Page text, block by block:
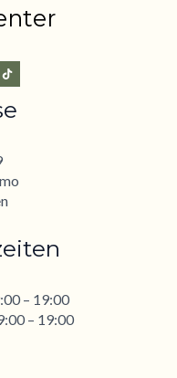
– 19:00
– 19:00